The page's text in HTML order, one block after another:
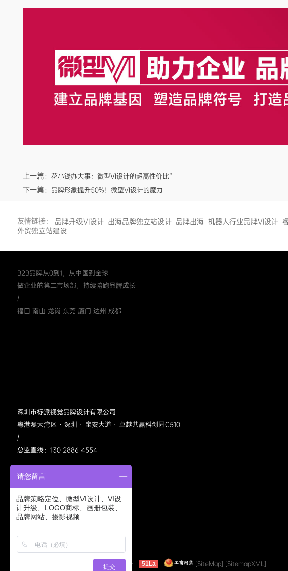
上一篇： 花小钱办大事：微型VI设计的超高性价比"
下一篇： 品牌形象提升50%！微型VI设计的魔力
友情链接： 品牌升级VI设计 出海品牌独立站设计 品牌出海 机器人行业品牌VI设计
外贸独立站建设
B2B品牌从0到1，从中国到全球
做企业的第二市场部，持续陪跑品牌成长
/
福田 南山 龙岗 东莞 厦门 达州 成都
深圳市标派视觉品牌设计有限公司
粤港澳大湾区 · 深圳 · 宝安大道 · 卓越共赢科创园C510
/
总监直线：130 2886 4554
标派视觉公众号
粤ICP备11040413号 51La [SiteMap] [SitemapXML]
请您留言
品牌策略定位、微型VI设计、VI设
计升级、LOGO商标、画册包装、
品牌网站、摄影视频...
提交